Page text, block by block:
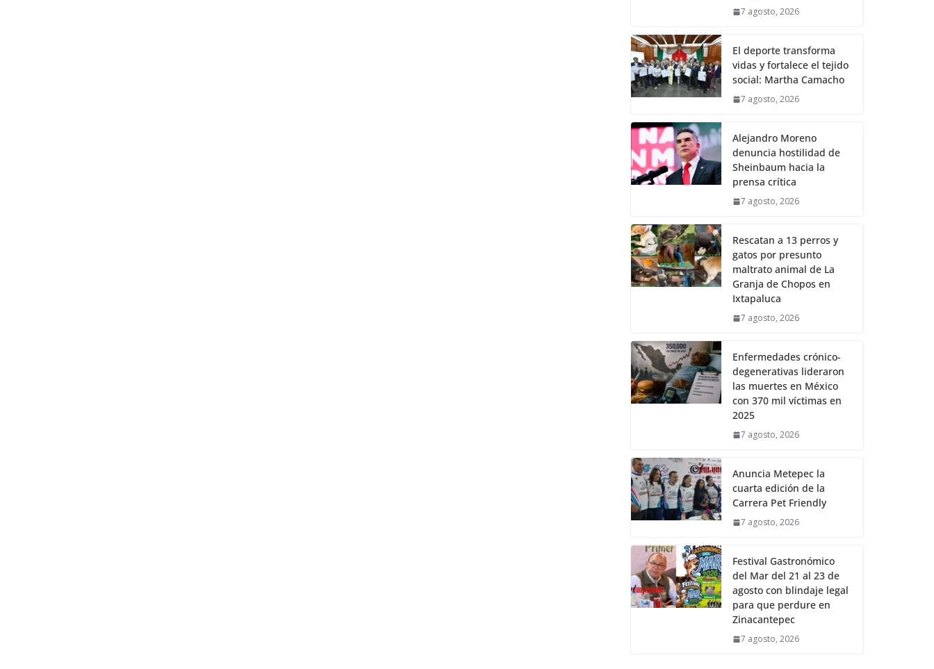
7 agosto, 2026
El deporte transforma
vidas y fortalece el tejido
social: Martha Camacho
7 agosto, 2026
Alejandro Moreno
denuncia hostilidad de
Sheinbaum hacia la
prensa crítica
7 agosto, 2026
Rescatan a 13 perros y
gatos por presunto
maltrato animal de La
Granja de Chopos en
Ixtapaluca
7 agosto, 2026
Enfermedades crónico-
degenerativas lideraron
las muertes en México
con 370 mil víctimas en
2025
7 agosto, 2026
Anuncia Metepec la
cuarta edición de la
Carrera Pet Friendly
7 agosto, 2026
Festival Gastronómico
del Mar del 21 al 23 de
agosto con blindaje legal
para que perdure en
Zinacantepec
7 agosto, 2026